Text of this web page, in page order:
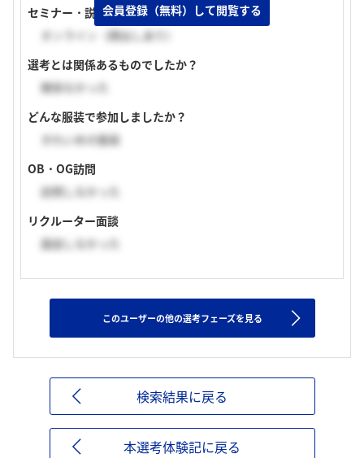
セミナー・説明会の実施形式
オンライン（顔出しあり）
選考とは関係あるものでしたか？
関係なかった
どんな服装で参加しましたか？
きれいめの服装
OB・OG訪問
訪問しなかった
リクルーター面談
面談しなかった
会員登録（無料）して閲覧する
このユーザーの他の選考フェーズを見る
検索結果に戻る
本選考体験記に戻る